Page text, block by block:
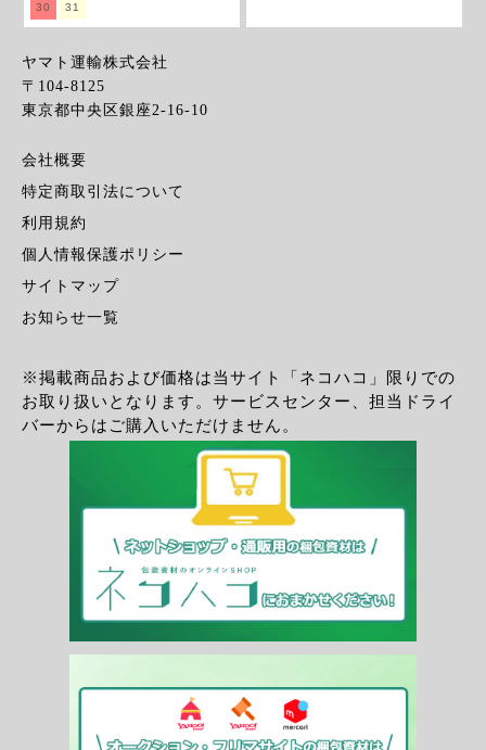
30 31
ヤマト運輸株式会社
〒104-8125
東京都中央区銀座2-16-10
会社概要
特定商取引法について
利用規約
個人情報保護ポリシー
サイトマップ
お知らせ一覧
※掲載商品および価格は当サイト「ネコハコ」限りでの
お取り扱いとなります。サービスセンター、担当ドライ
バーからはご購入いただけません。